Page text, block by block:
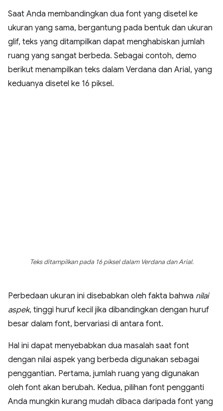
Saat Anda membandingkan dua font yang disetel ke
ukuran yang sama, bergantung pada bentuk dan ukuran
glif, teks yang ditampilkan dapat menghabiskan jumlah
ruang yang sangat berbeda. Sebagai contoh, demo
berikut menampilkan teks dalam Verdana dan Arial, yang
keduanya disetel ke 16 piksel.
Teks ditampilkan pada 16 piksel dalam Verdana dan Arial.
Perbedaan ukuran ini disebabkan oleh fakta bahwa nilai
aspek, tinggi huruf kecil jika dibandingkan dengan huruf
besar dalam font, bervariasi di antara font.
Hal ini dapat menyebabkan dua masalah saat font
dengan nilai aspek yang berbeda digunakan sebagai
penggantian. Pertama, jumlah ruang yang digunakan
oleh font akan berubah. Kedua, pilihan font pengganti
Anda mungkin kurang mudah dibaca daripada font yang